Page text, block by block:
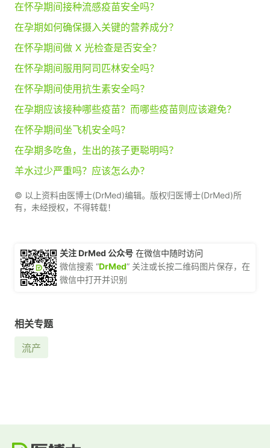
在怀孕期间接种流感疫苗安全吗？
在孕期如何确保摄入关键的营养成分？
在怀孕期间做 X 光检查是否安全？
在怀孕期间服用阿司匹林安全吗？
在怀孕期间使用抗生素安全吗？
在孕期应该接种哪些疫苗？而哪些疫苗则应该避免？
在怀孕期间坐飞机安全吗？
在孕期多吃鱼，生出的孩子更聪明吗？
羊水过少严重吗？应该怎么办？
© 以上资料由医博士(DrMed)编辑。版权归医博士(DrMed)所
有，未经授权，不得转载！
关注 DrMed 公众号 在微信中随时访问
微信搜索 “DrMed” 关注或长按二维码图片保存，在
微信中打开并识别
相关专题
流产